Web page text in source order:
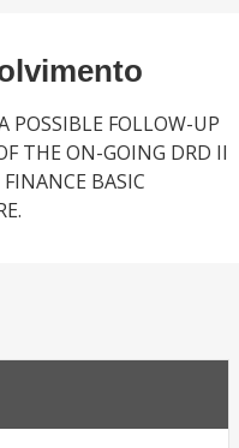
POSSIBLE FOLLOW-UP
THE ON-GOING DRD II
BASIC